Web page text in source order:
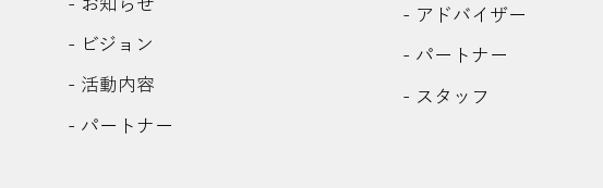
- ビジョン
- 活動内容
- パートナー
- アドバイザー
- パートナー
- スタッフ